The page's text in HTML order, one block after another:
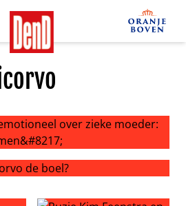
over zieke moeder: